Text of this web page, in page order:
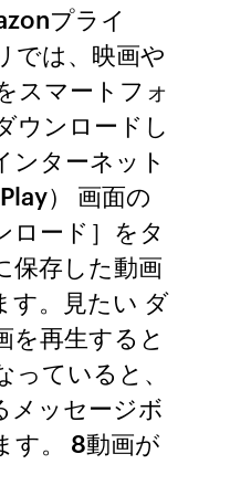
プライ
では、映画や
スマートフォ
ウンロードし
ンターネット
） 画面の
ロード］をタ
保存した動画
す。見たい ダ
を再生すると
ていると、
メッセージボ
す。 8動画が